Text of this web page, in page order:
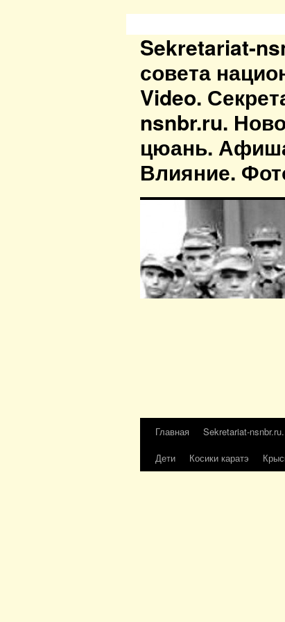
Sekretariat-
совета
Video.
nsnbr.ru.
цюань.
Влияние.
Главная Sekretariat-nsnbr.ru.
Дети
Косики каратэ